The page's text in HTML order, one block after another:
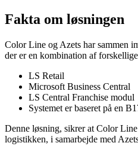
Fakta om løsningen
Color Line og Azets har sammen
der er en kombination af
LS Retail
Microsoft Business Central
LS Central Franchise modul
Systemet er baseret på en
Denne løsning, sikrer at Color
logistikken, i samarbejde med